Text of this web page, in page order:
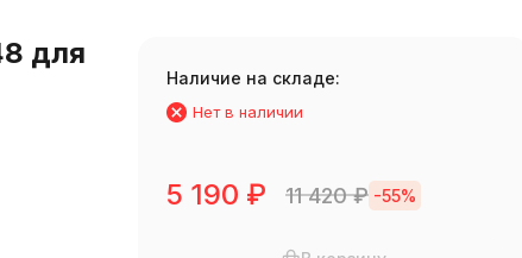
для
Наличие на складе:
Нет в наличии
5 190 ₽ 11 420₽ -55%